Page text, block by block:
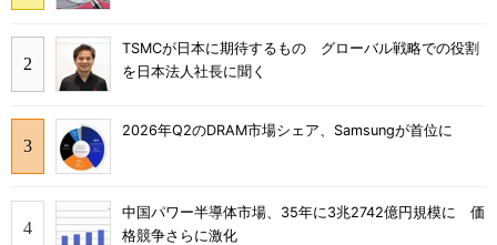
TSMCが日本に期待するもの グローバル戦略での役割
を日本法人社長に聞く
2026年Q2のDRAM市場シェア、Samsungが首位に
中国パワー半導体市場、35年に3兆2742億円規模に 価
格競争さらに激化